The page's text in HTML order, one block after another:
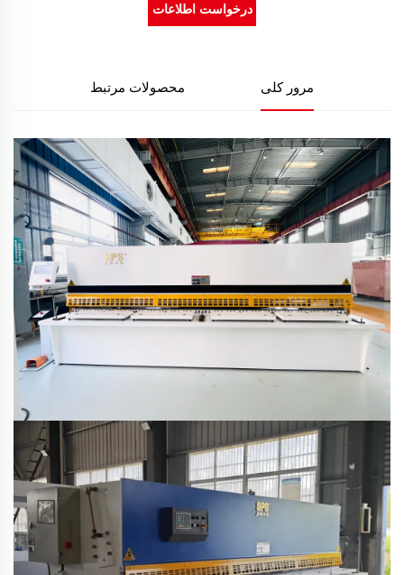
درخواست اطلاعات
مرور کلی محصولات مرتبط